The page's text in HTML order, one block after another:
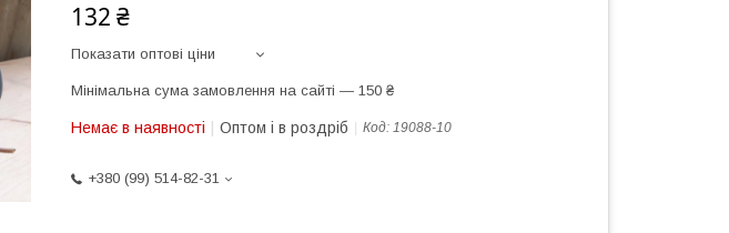
132 ₴
Показати оптові ціни
Мінімальна сума замовлення на сайті — 150 ₴
Немає в наявності Оптом і в роздріб Код: 19088-10
+380 (99) 514-82-31